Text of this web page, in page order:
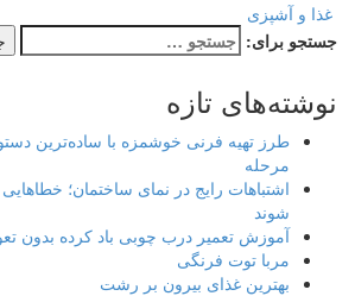
غذا و آشپزی
جستجو برای:
نوشته‌های تازه
طرز تهیه فرنی خوشمزه با ساده‌ترین
مرحله
اشتباهات رایج در نمای ساختمان؛
شوند
آموزش تعمیر درب چوبی باد کرده بدون
مربا توت فرنگی
بهترین غذای بیرون بر رشت